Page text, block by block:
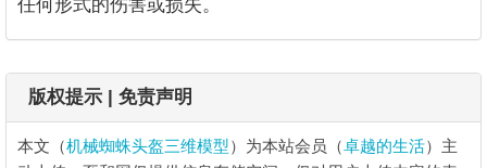
任何形式的伤害或损失。
版权提示 | 免责声明
本文（机械蜘蛛头盔三维模型）为本站会员（卓越的生活）主